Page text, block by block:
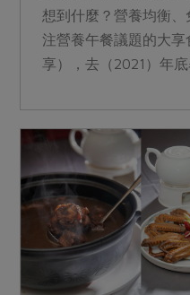
想到什麼？營養均衡
注營養午餐議題的大
享），去（2021）年
視，並將環境理念融
境連結的意識。